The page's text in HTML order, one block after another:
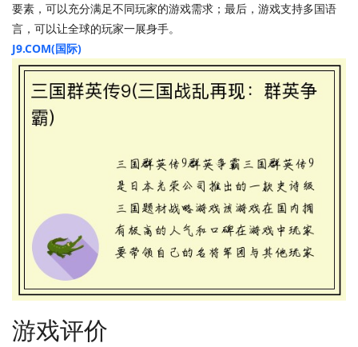
要素，可以充分满足不同玩家的游戏需求；最后，游戏支持多国语
言，可以让全球的玩家一展身手。
J9.COM(国际)
游戏评价